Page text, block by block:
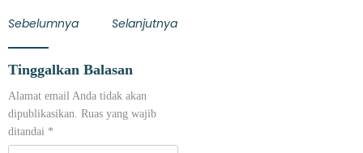
Sebelumnya Selanjutnya
Tinggalkan Balasan
Alamat email Anda tidak akan
dipublikasikan. Ruas yang wajib
ditandai *